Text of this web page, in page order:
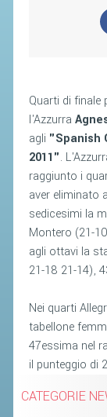
Quarti di finale
l'Azzurra
agli "Spanish
2011".
raggiunto i
aver eliminato
sedicesimi la
Montero (21-
agli ottavi la
21-18 21-14),
Nei quarti
tabellone
47essima nel
il punteggio di
CATEGORIE